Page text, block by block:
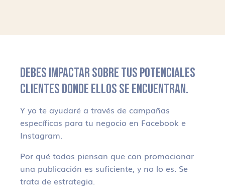
DEBES IMPACTAR SOBRE TUS POTENCIALES
CLIENTES DONDE ELLOS SE ENCUENTRAN.
Y yo te ayudaré a través de campañas
específicas para tu negocio en Facebook e
Instagram.
Por qué todos piensan que con promocionar
una publicación es suficiente, y no lo es. Se
trata de estrategia.